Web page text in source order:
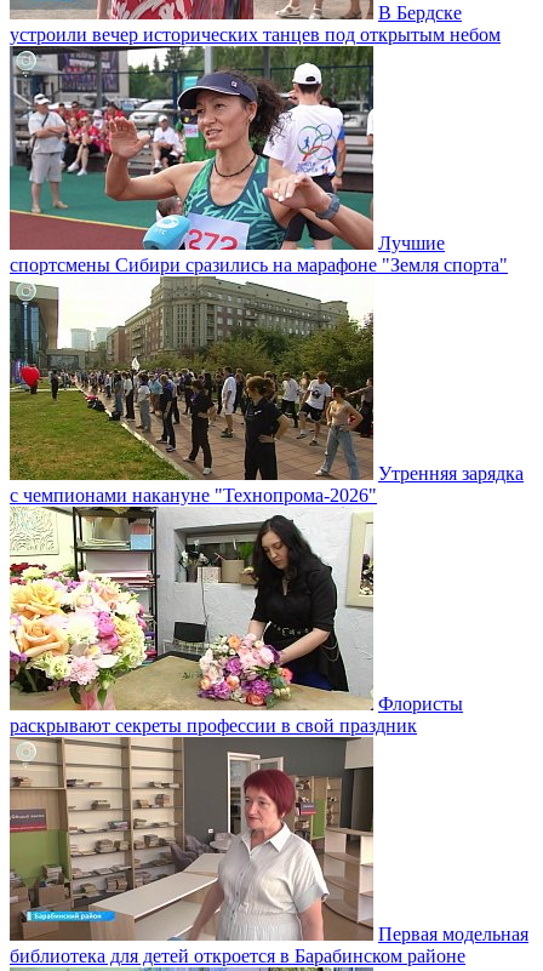
В Бердске
устроили вечер исторических танцев под открытым небом
Лучшие
спортсмены Сибири сразились на марафоне "Земля спорта"
Утренняя зарядка
с чемпионами накануне "Технопрома-2026"
Флористы
раскрывают секреты профессии в свой праздник
Первая модельная
библиотека для детей откроется в Барабинском районе